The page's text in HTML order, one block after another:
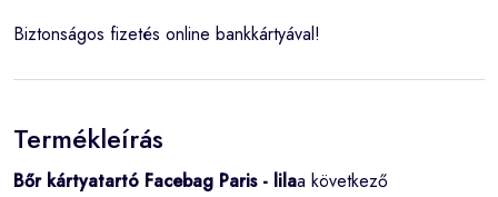
Biztonságos fizetés online bankkártyával!
Termékleírás
Bőr kártyatartó Facebag Paris - lilaa következő